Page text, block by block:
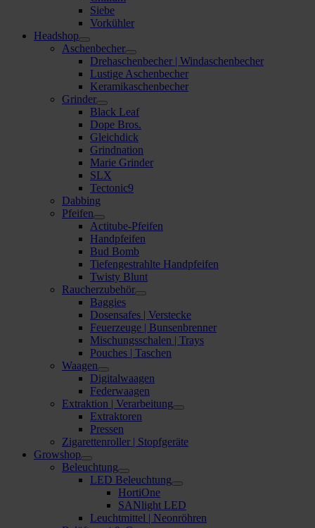
Siebe
Vorkühler
Headshop
Aschenbecher
Drehaschenbecher | Windaschenbecher
Lustige Aschenbecher
Keramikaschenbecher
Grinder
Black Leaf
Dope Bros.
Gleichdick
Grindnation
Marie Grinder
SLX
Tectonic9
Dabbing
Pfeifen
Actitube-Pfeifen
Handpfeifen
Bud Bomb
Tiefengestrahlte Handpfeifen
Twisty Blunt
Raucherzubehör
Baggies
Dosensafes | Verstecke
Feuerzeuge | Bunsenbrenner
Mischungsschalen | Trays
Pouches | Taschen
Waagen
Digitalwaagen
Federwaagen
Extraktion | Verarbeitung
Extraktoren
Pressen
Zigarettenroller | Stopfgeräte
Growshop
Beleuchtung
LED Beleuchtung
HortiOne
SANlight LED
Leuchtmittel | Neonröhren